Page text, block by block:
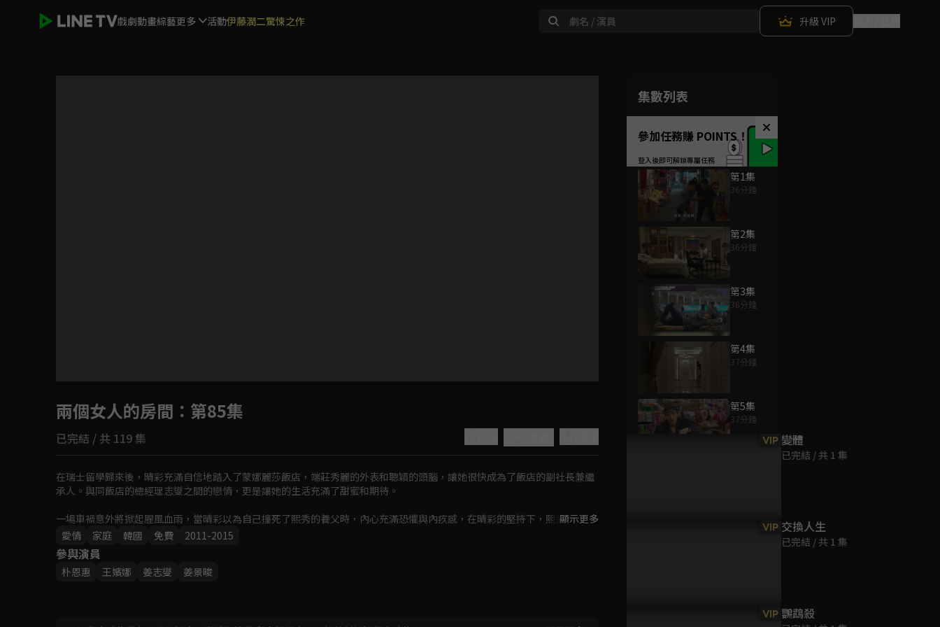
戲劇動畫綜藝更多 活動伊藤潤二驚悚之作 升級 VIP
如有不便請見諒
回首頁
集數列表
參加任務賺 POINTS！
第1集
36分鐘
第2集
36分鐘
第3集
38分鐘
第4集
37分鐘
第5集
37分鐘
兩個女人的房間 ：第85集
已完結 / 共 119 集
在瑞士留學歸來後，晴彩充滿自信地踏入了蒙娜麗莎飯店，端莊秀麗的外表和聰穎的頭腦，讓她很快成為了飯店的副社長兼繼
承人。與同飯店的總經理志燮之間的戀情，更是讓她的生活充滿了甜蜜和期待。
一場車禍意外將掀起腥風血雨，當晴彩以為自己撞死了熙秀的養父時，內心充滿恐懼與內疚感，在晴彩的堅持下，熙秀搬進了
她的家，開始了新的生活。從那時起，晴彩心愛的人和她的一切都逐漸被熙秀所奪走，包括飯店的地位和財富，晴彩更是從繼
承人淪為女僕，為了奪回曾經的一切，晴彩對熙秀展開復仇。
顯示更多
愛情
家庭 韓國 免費 2011-2015
參與演員
朴恩惠 王嬪娜 姜志燮 姜景晙
為您推薦
VIP 變體
已完結 / 共 1 集
VIP 交換人生
已完結 / 共 1 集
VIP 鸚鵡殺